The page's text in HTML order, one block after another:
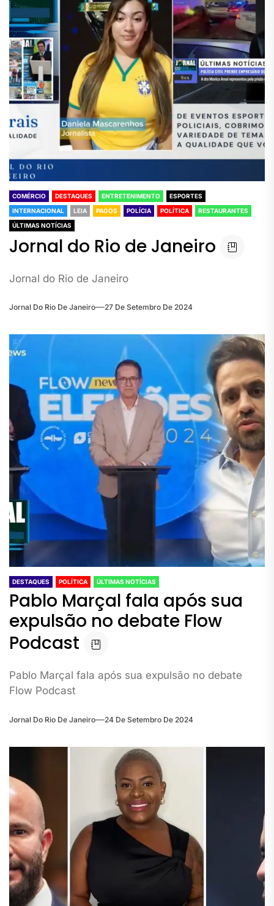
COMÉRCIO DESTAQUES ENTRETENIMENTO
ESPORTES
INTERNACIONAL
LEIA PAGOS POLÍCIA POLÍTICA
RESTAURANTES
ÚLTIMAS NOTÍCIAS
Jornal do Rio de Janeiro
Jornal do Rio de Janeiro
Jornal Do Rio De Janeiro 27 De Setembro De 2024
DESTAQUES POLÍTICA ÚLTIMAS NOTÍCIAS
Pablo Marçal fala após sua
expulsão no debate Flow
Podcast
Pablo Marçal fala após sua expulsão no debate
Flow Podcast
Jornal Do Rio De Janeiro 24 De Setembro De 2024